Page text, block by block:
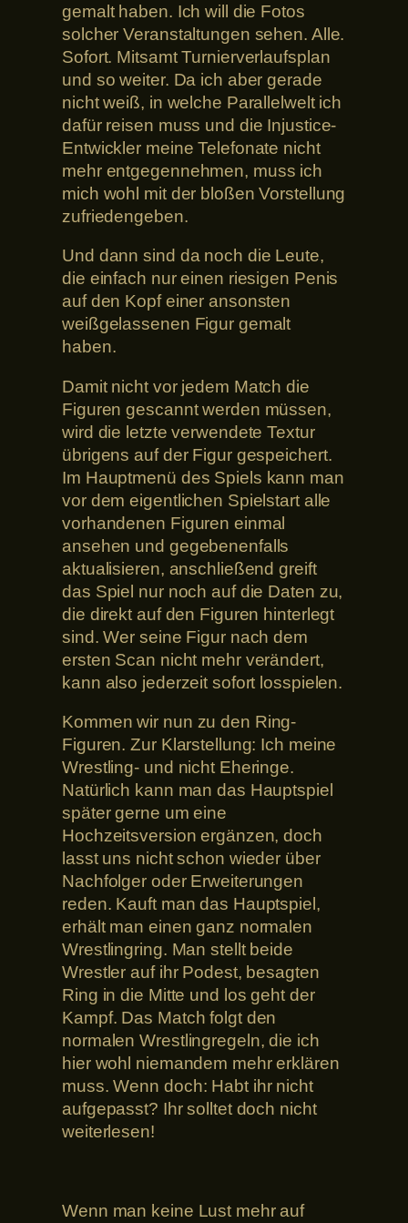
gemalt haben. Ich will die Fotos
solcher Veranstaltungen sehen. Alle.
Sofort. Mitsamt Turnierverlaufsplan
und so weiter. Da ich aber gerade
nicht weiß, in welche Parallelwelt ich
dafür reisen muss und die Injustice-
Entwickler meine Telefonate nicht
mehr entgegennehmen, muss ich
mich wohl mit der bloßen Vorstellung
zufriedengeben.
Und dann sind da noch die Leute,
die einfach nur einen riesigen Penis
auf den Kopf einer ansonsten
weißgelassenen Figur gemalt
haben.
Damit nicht vor jedem Match die
Figuren gescannt werden müssen,
wird die letzte verwendete Textur
übrigens auf der Figur gespeichert.
Im Hauptmenü des Spiels kann man
vor dem eigentlichen Spielstart alle
vorhandenen Figuren einmal
ansehen und gegebenenfalls
aktualisieren, anschließend greift
das Spiel nur noch auf die Daten zu,
die direkt auf den Figuren hinterlegt
sind. Wer seine Figur nach dem
ersten Scan nicht mehr verändert,
kann also jederzeit sofort losspielen.
Kommen wir nun zu den Ring-
Figuren. Zur Klarstellung: Ich meine
Wrestling- und nicht Eheringe.
Natürlich kann man das Hauptspiel
später gerne um eine
Hochzeitsversion ergänzen, doch
lasst uns nicht schon wieder über
Nachfolger oder Erweiterungen
reden. Kauft man das Hauptspiel,
erhält man einen ganz normalen
Wrestlingring. Man stellt beide
Wrestler auf ihr Podest, besagten
Ring in die Mitte und los geht der
Kampf. Das Match folgt den
normalen Wrestlingregeln, die ich
hier wohl niemandem mehr erklären
muss. Wenn doch: Habt ihr nicht
aufgepasst? Ihr solltet doch nicht
weiterlesen!
Wenn man keine Lust mehr auf